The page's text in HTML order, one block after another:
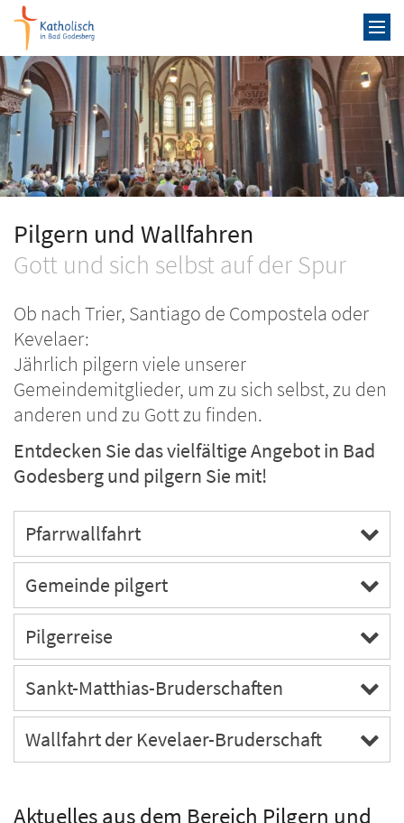
Zum Inhalt springen
Pilgern und Wallfahren
Gott und sich selbst auf der Spur
Ob nach Trier, Santiago de Compostela oder
Kevelaer:
Jährlich pilgern viele unserer
Gemeindemitglieder, um zu sich selbst, zu den
anderen und zu Gott zu finden.
Entdecken Sie das vielfältige Angebot in Bad
Godesberg und pilgern Sie mit!
Pfarrwallfahrt
Gemeinde pilgert
Pilgerreise
Sankt-Matthias-Bruderschaften
Wallfahrt der Kevelaer-Bruderschaft
Aktuelles aus dem Bereich Pilgern und